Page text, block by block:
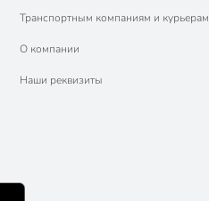
Транспортным компаниям и курьерам
О компании
Наши реквизиты